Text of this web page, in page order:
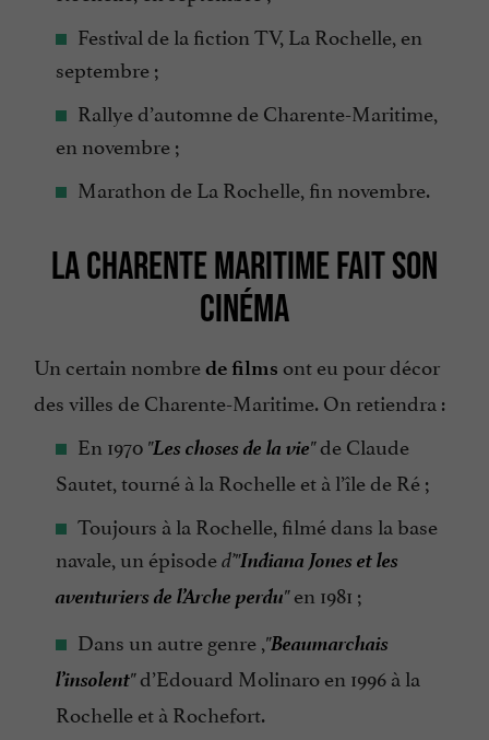
Festival de la fiction TV, La Rochelle, en
septembre ;
Rallye d’automne de Charente-Maritime,
en novembre ;
Marathon de La Rochelle, fin novembre.
LA CHARENTE MARITIME FAIT SON
CINÉMA
Un certain nombrede films ont eu pour décor
des villes de Charente-Maritime. On retiendra :
En 1970 "Les choses de la vie"de Claude
Sautet, tourné à la Rochelle et à l’île de Ré ;
Toujours à la Rochelle, filmé dans la base
navale, un épisoded’"Indiana Jones et les
aventuriers de l’Archeperdu"en 1981 ;
Dans un autre genre ,"Beaumarchais
l’insolent"d’Edouard Molinaro en 1996 à la
Rochelle et à Rochefort.